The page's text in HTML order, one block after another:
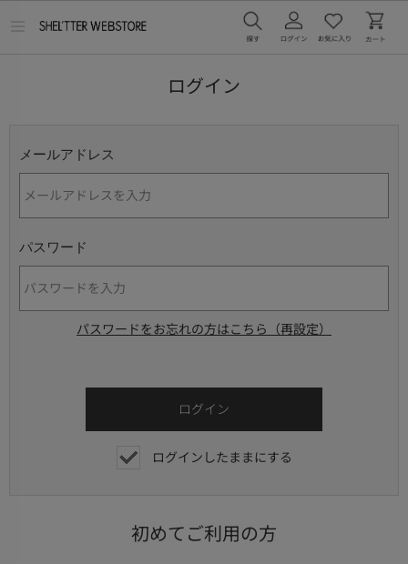
ログイン
メールアドレス
パスワード
パスワードをお忘れの方はこちら（再設定）
ログインしたままにする
初めてご利用の方